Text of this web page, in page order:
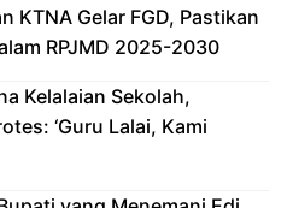
KTNA Gelar FGD, Pastikan
RPJMD 2025-2030
Kelalaian Sekolah,
‘Guru Lalai, Kami